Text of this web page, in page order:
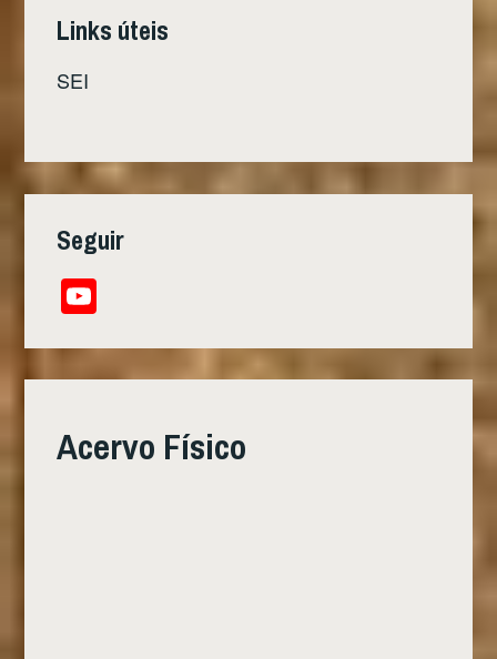
Links úteis
SEI
Seguir
Acervo Físico